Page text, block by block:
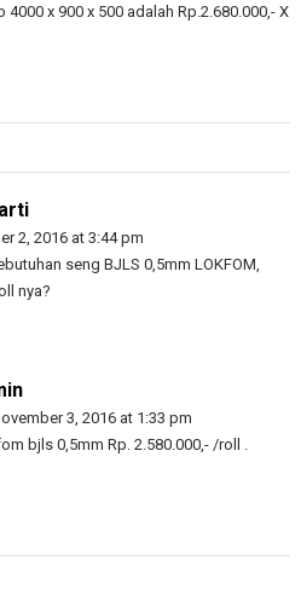
x 900 x 500 adalah Rp.2.680.000,- X
2, 2016 at 3:44 pm
seng BJLS 0,5mm LOKFOM,
nya?
3, 2016 at 1:33 pm
bjls 0,5mm Rp. 2.580.000,- /roll .